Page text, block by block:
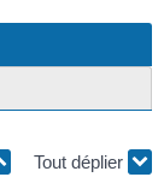
Tout déplier